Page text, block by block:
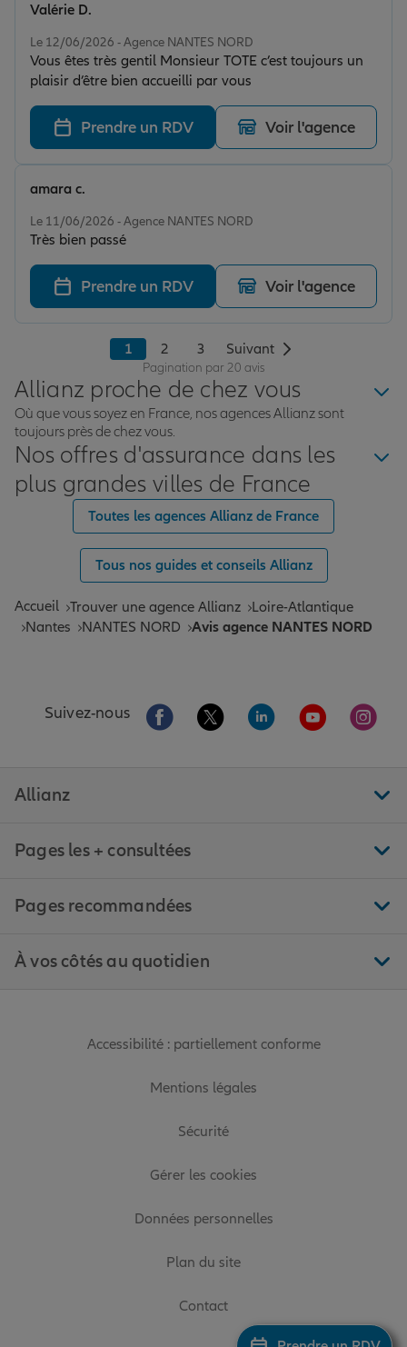
Le 12/06/2026 - Agence NANTES NORD
Vous êtes très gentil Monsieur TOTE c’est toujours un
plaisir d’être bien accueilli par vous
Valérie D.
Prendre un RDV Voir l'agence
Le 11/06/2026 - Agence NANTES NORD
Très bien passé
amara c.
Prendre un RDV Voir l'agence
1 2 3 Suivant
Pagination par 20 avis
Allianz proche de chez vous
Où que vous soyez en France, nos agences Allianz sont
toujours près de chez vous.
Nos offres d'assurance dans les
plus grandes villes de France
Toutes les agences Allianz de France
Tous nos guides et conseils Allianz
Accueil Trouver une agence Allianz
Loire-Atlantique
Nantes
NANTES NORD Avis agence NANTES NORD
Suivez-nous Aller sur la page Facebook de Allianz
Aller sur la page Twitter de
Aller sur la page
Aller sur la
Aller
Allianz
Pages les + consultées
Pages recommandées
À vos côtés au quotidien
Accessibilité : partiellement conforme
Mentions légales
Sécurité
Gérer les cookies
Données personnelles
Plan du site
Contact